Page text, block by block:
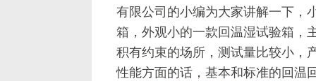
有限公司的小编为大家讲解一下，
箱，外观小的一款回温湿试验箱，
积有约束的场所，测试量比较小，
性能方面的话，基本和标准的回温